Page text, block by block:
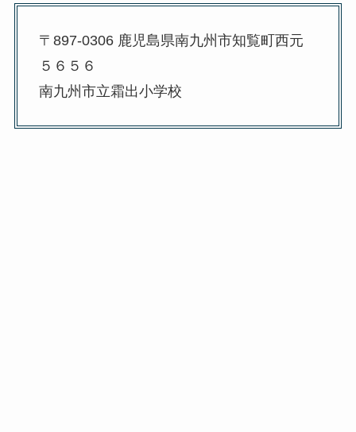
〒897-0306 鹿児島県南九州市知覧町西元
５６５６
南九州市立霜出小学校